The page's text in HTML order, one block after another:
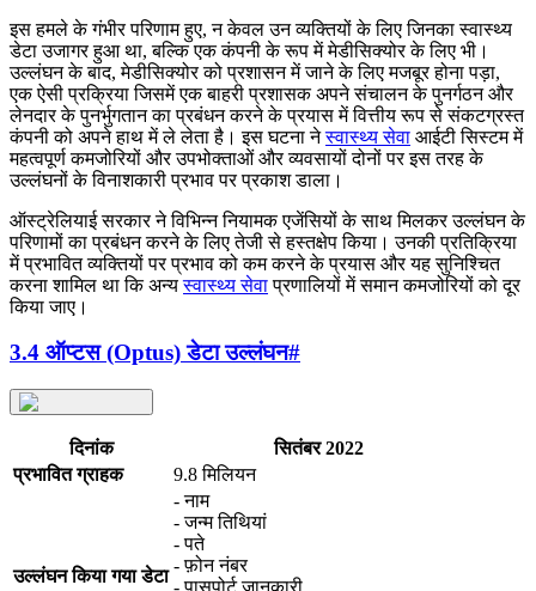
इस हमले के गंभीर परिणाम हुए, न केवल उन व्यक्तियों के लिए जिनका स्वास्थ्य
डेटा उजागर हुआ था, बल्कि एक कंपनी के रूप में मेडीसिक्योर के लिए भी।
उल्लंघन के बाद, मेडीसिक्योर को प्रशासन में जाने के लिए मजबूर होना पड़ा,
एक ऐसी प्रक्रिया जिसमें एक बाहरी प्रशासक अपने संचालन के पुनर्गठन और
लेनदार के पुनर्भुगतान का प्रबंधन करने के प्रयास में वित्तीय रूप से संकटग्रस्त
कंपनी को अपने हाथ में ले लेता है। इस घटना नेस्वास्थ्य सेवा आईटी सिस्टम में
महत्वपूर्ण कमजोरियों और उपभोक्ताओं और व्यवसायों दोनों पर इस तरह के
उल्लंघनों के विनाशकारी प्रभाव पर प्रकाश डाला।
ऑस्ट्रेलियाई सरकार ने विभिन्न नियामक एजेंसियों के साथ मिलकर उल्लंघन के
परिणामों का प्रबंधन करने के लिए तेजी से हस्तक्षेप किया। उनकी प्रतिक्रिया
में प्रभावित व्यक्तियों पर प्रभाव को कम करने के प्रयास और यह सुनिश्चित
करना शामिल था कि अन्यस्वास्थ्य सेवाप्रणालियों में समान कमजोरियों को दूर
किया जाए।
3.4 ऑप्टस (Optus) डेटा उल्लंघन#
दिनांक
सितंबर 2022
प्रभावित ग्राहक
9.8 मिलियन
उल्लंघन किया गया डेटा
- नाम
- जन्म तिथियां
- पते
- फ़ोन नंबर